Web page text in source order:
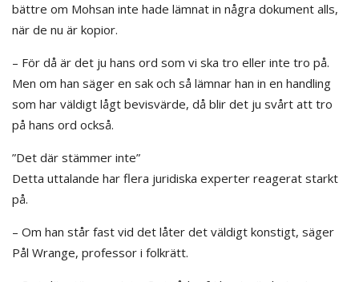
bättre om Mohsan inte hade lämnat in några dokument alls,
när de nu är kopior.
– För då är det ju hans ord som vi ska tro eller inte tro på.
Men om han säger en sak och så lämnar han in en handling
som har väldigt lågt bevisvärde, då blir det ju svårt att tro
på hans ord också.
”Det där stämmer inte”
Detta uttalande har flera juridiska experter reagerat starkt
på.
– Om han står fast vid det låter det väldigt konstigt, säger
Pål Wrange, professor i folkrätt.